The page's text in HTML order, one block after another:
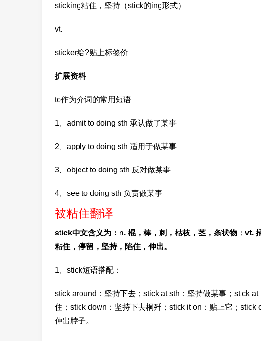
sticking粘住，坚持（stick的ing形式）
vt.
sticker给?贴上标签价
扩展资料
to作为介词的常用短语
1、admit to doing sth 承认做了某事
2、apply to doing sth 适用于做某事
3、object to doing sth 反对做某事
4、see to doing sth 负责做某事
被粘住翻译
stick中文含义为：n. 棍，棒，刺，枯枝，茎，条状物；vt.
粘住，停留，坚持，陷住，伸出。
1、stick短语搭配：
stick around：坚持下去；stick at sth：坚持做某事；stick
住；stick down：坚持下去桐歼；stick it on：贴上它；stick
伸出脖子。